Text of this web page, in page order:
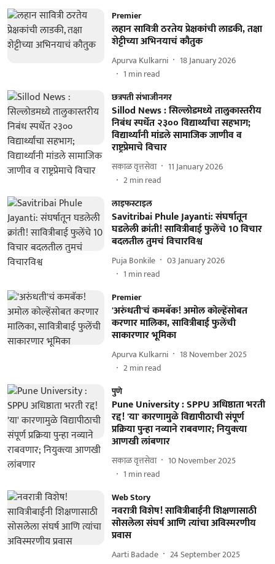
Premier
लहान सावित्री ठरतेय प्रेक्षकांची लाडकी, तक्षा
शेट्टीच्या अभिनयाचं कौतुक
Apurva Kulkarni
18 January 2026
1 min read
छत्रपती संभाजीनगर
Sillod News : सिल्लोडमध्ये तालुकास्तरीय
निबंध स्पर्धेत २३०० विद्यार्थ्यांचा सहभाग;
विद्यार्थ्यांनी मांडले सामाजिक जाणीव व
राष्ट्रप्रेमाचे विचार
सकाळ वृत्तसेवा
11 January 2026
2min read
लाइफस्टाइल
Savitribai Phule Jayanti: संघर्षातून
घडलेली क्रांती! सावित्रीबाई फुलेंचे 10 विचार
बदलतील तुमचं विचारविश्व
Puja Bonkile
03 January 2026
1 min read
Premier
'अरुंधती'चं कमबॅक! अमोल कोल्हेंसोबत
करणार मालिका, सावित्रीबाई फुलेंची
साकारणार भूमिका
Apurva Kulkarni
18 November 2025
2min read
पुणे
Pune University : SPPU अधिष्ठाता भरती
रद्द! 'या' कारणामुळे विद्यापीठाची संपूर्ण
प्रक्रिया पुन्हा नव्याने राबवणार; नियुक्त्या
आणखी लांबणार
सकाळ वृत्तसेवा
10 November 2025
1 min read
Web Story
नवरात्री विशेष! सावित्रीबाईंनी शिक्षणासाठी
सोसलेला संघर्ष आणि त्यांचा अविस्मरणीय
प्रवास
Aarti Badade
24 September 2025